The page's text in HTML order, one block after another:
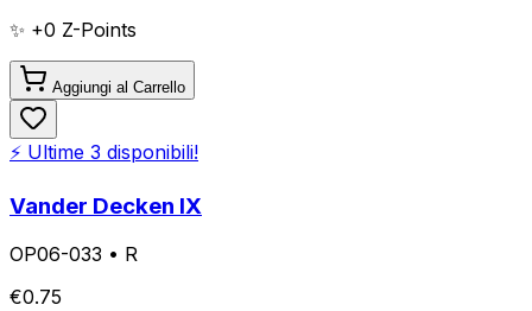
✨ +0 Z-Points
Aggiungi al Carrello
⚡ Ultime 3 disponibili!
Vander Decken IX
OP06-033 • R
€0.75